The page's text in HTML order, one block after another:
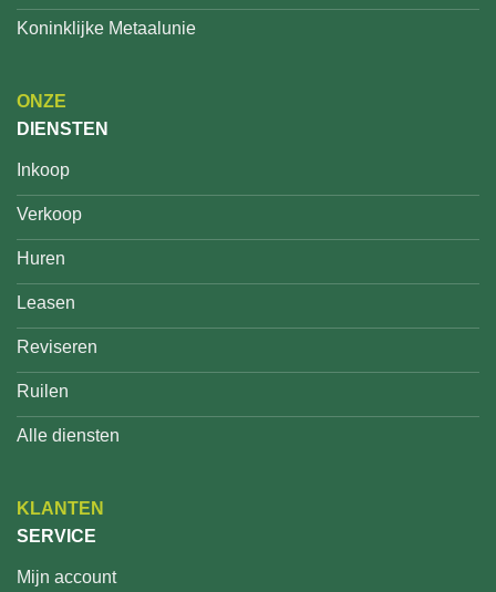
Koninklijke Metaalunie
ONZE
DIENSTEN
Inkoop
Verkoop
Huren
Leasen
Reviseren
Ruilen
Alle diensten
KLANTEN
SERVICE
Mijn account